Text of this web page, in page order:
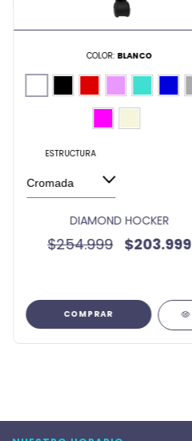
COLOR: BLANCO
ESTRUCTURA
DIAMOND HOCKER
$254.999 $203.999
COMPRAR